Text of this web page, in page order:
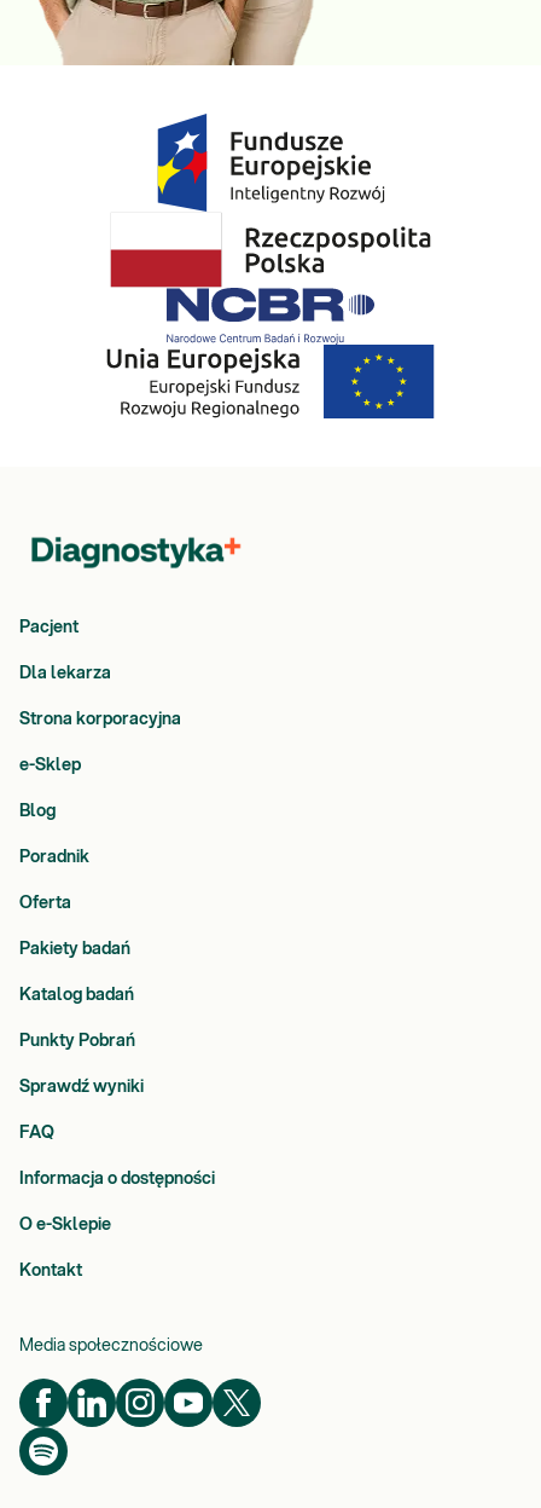
Pacjent
Dla lekarza
Strona korporacyjna
e-Sklep
Blog
Poradnik
Oferta
Pakiety badań
Katalog badań
Punkty Pobrań
Sprawdź wyniki
FAQ
Informacja o dostępności
O e-Sklepie
Kontakt
Media społecznościowe